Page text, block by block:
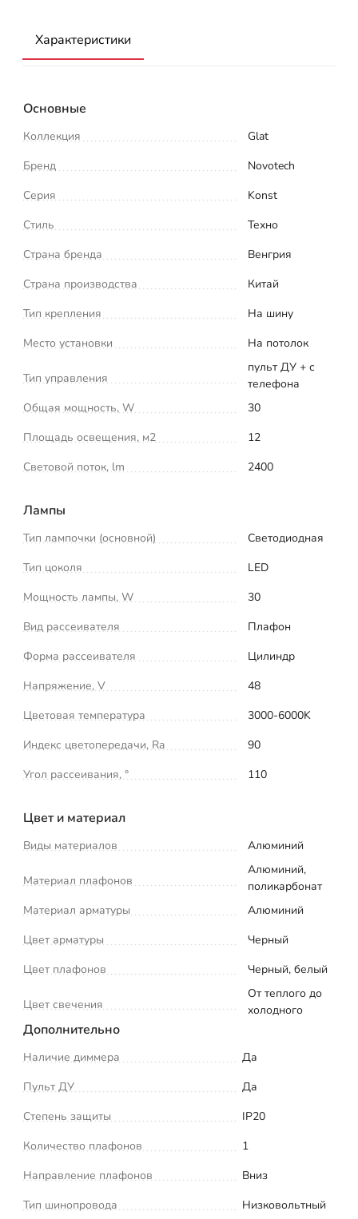
Характеристики
Основные
Коллекция
Glat
Бренд
Novotech
Серия
Konst
Стиль
Техно
Страна бренда
Венгрия
Страна производства
Китай
Тип крепления
На шину
Место установки
На потолок
Тип управления
пульт ДУ + с
телефона
Общая мощность, W
30
Площадь освещения, м2
12
Световой поток, lm
2400
Лампы
Тип лампочки (основной)
Светодиодная
Тип цоколя
LED
Мощность лампы, W
30
Вид рассеивателя
Плафон
Форма рассеивателя
Цилиндр
Напряжение, V
48
Цветовая температура
3000-6000K
Индекс цветопередачи, Ra
90
Угол рассеивания, °
110
Цвет и материал
Виды материалов Алюминий
Материал плафонов
Алюминий,
поликарбонат
Материал арматуры
Алюминий
Цвет арматуры
Черный
Цвет плафонов
Черный, белый
Цвет свечения
От теплого до
холодного
Дополнительно
Наличие диммера
Да
Пульт ДУ
Да
Степень защиты
IP20
Количество плафонов
1
Направление плафонов
Вниз
Тип шинопровода
Низковольтный